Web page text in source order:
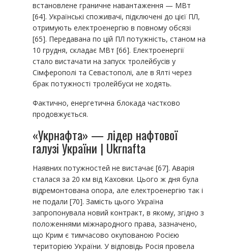
встановлене граничне навантаження — МВт
[64]. Українські споживачі, підключені до цієї ПЛ,
отримують електроенергію в повному обсязі
[65]. Передавана по цій ПЛ потужність, станом на
10 грудня, складає МВт [66]. Електроенергії
стало вистачати на запуск тролейбусів у
Сімферополі та Севастополі, але в Ялті через
брак потужності тролейбуси не ходять.
Фактично, енергетична блокада частково
продовжується.
«Укрнафта» — лідер нафтової
галузі України | Ukrnafta
Наявних потужностей не вистачає [67]. Аварія
сталася за 20 км від Каховки. Цього ж дня була
відремонтована опора, але електроенергію так і
не подали [70]. Замість цього Україна
запропонувала новий контракт, в якому, згідно з
положеннями міжнародного права, зазначено,
що Крим є тимчасово окупованою Росією
територією України. У відповідь Росія провела